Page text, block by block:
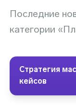
Последние
категории
Стратегия
кейсов